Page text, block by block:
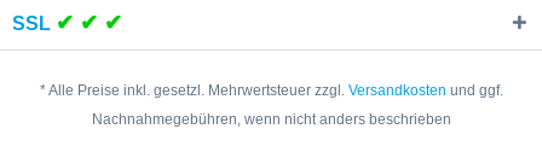
SSL ✔ ✔ ✔
* Alle Preise inkl. gesetzl. Mehrwertsteuer zzgl. Versandkosten und ggf.
Nachnahmegebühren, wenn nicht anders beschrieben